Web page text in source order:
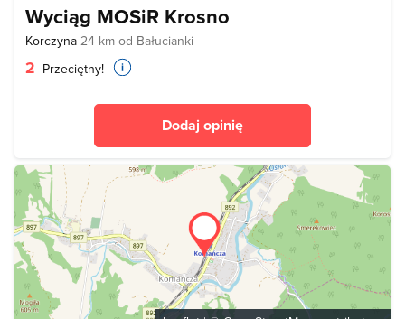
Wyciąg MOSiR Krosno
Korczyna 24 km od Bałucianki
2 Przeciętny!
Dodaj opinię